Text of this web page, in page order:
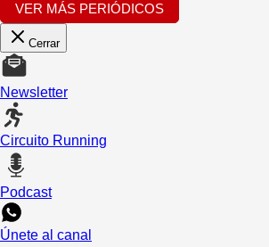
VER MÁS PERIÓDICOS
Cerrar
Newsletter
Circuito Running
Podcast
Únete al canal